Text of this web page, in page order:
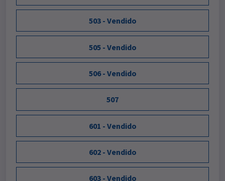
503 - Vendido
505 - Vendido
506 - Vendido
507
601 - Vendido
602 - Vendido
603 - Vendido